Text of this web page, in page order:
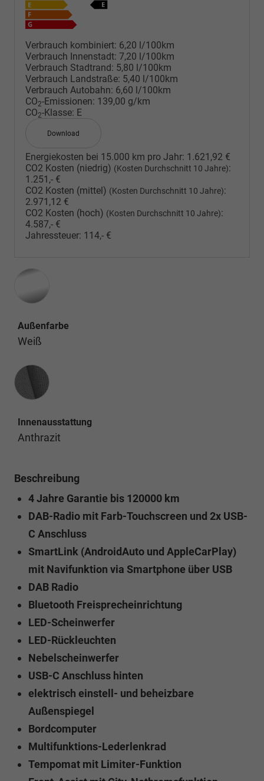
Verbrauch kombiniert: 6,20 l/100km
Verbrauch Innenstadt: 7,20 l/100km
Verbrauch Stadtrand: 5,80 l/100km
Verbrauch Landstraße: 5,40 l/100km
Verbrauch Autobahn: 6,60 l/100km
CO2-Emissionen: 139,00 g/km
CO2-Klasse: E
Download
Energiekosten bei 15.000 km pro Jahr: 1.621,92 €
CO2 Kosten (niedrig) (Kosten Durchschnitt 10 Jahre):
1.251,- €
CO2 Kosten (mittel) (Kosten Durchschnitt 10 Jahre):
2.971,12 €
CO2 Kosten (hoch) (Kosten Durchschnitt 10 Jahre):
4.587,- €
Jahressteuer: 114,- €
Außenfarbe
Weiß
Innenausstattung
Innenausstattung
Anthrazit
Beschreibung
4 Jahre Garantie bis 120000 km
DAB-Radio mit Farb-Touchscreen und 2x USB-
C Anschluss
SmartLink (AndroidAuto und AppleCarPlay)
mit Navifunktion via Smartphone über USB
DAB Radio
Bluetooth Freisprecheinrichtung
LED-Scheinwerfer
LED-Rückleuchten
Nebelscheinwerfer
USB-C Anschluss hinten
elektrisch einstell- und beheizbare
Außenspiegel
Bordcomputer
Multifunktions-Lederlenkrad
Tempomat mit Limiter-Funktion